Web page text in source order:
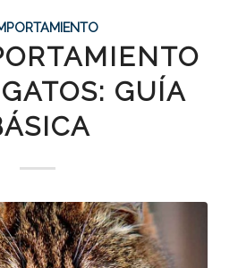
GUÍA